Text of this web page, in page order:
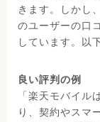
きます。しかし
のユーザーの口
しています。以
良い評判の例
「楽天モバイル
り、契約やスマ